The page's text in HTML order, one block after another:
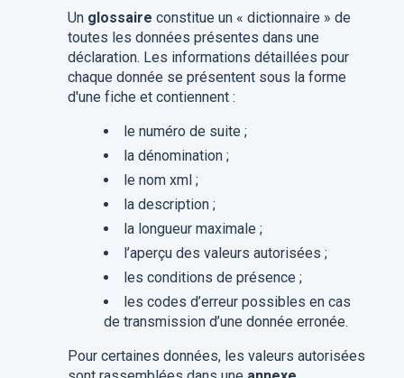
Un glossaire constitue un « dictionnaire » de
toutes les données présentes dans une
déclaration. Les informations détaillées pour
chaque donnée se présentent sous la forme
d'une fiche et contiennent :
le numéro de suite ;
la dénomination ;
le nom xml ;
la description ;
la longueur maximale ;
l’aperçu des valeurs autorisées ;
les conditions de présence ;
les codes d’erreur possibles en cas
de transmission d’une donnée erronée.
Pour certaines données, les valeurs autorisées